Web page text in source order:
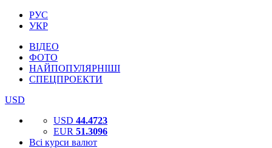
РУС
УКР
ВІДЕО
ФОТО
НАЙПОПУЛЯРНІШІ
СПЕЦПРОЕКТИ
USD
USD 44.4723
EUR 51.3096
Всі курси валют